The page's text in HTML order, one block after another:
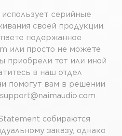
серийные
своей продукции.
подержанное
или просто не можете
приобрели тот или иной
в наш отдел
помогут вам в решении
support@naimaudio.com.
собираются
заказу, однако